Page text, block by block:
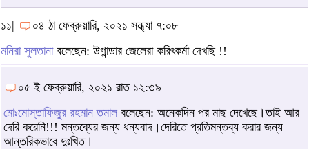
১১|
০৪ ঠা ফেব্রুয়ারি, ২০২১ সন্ধ্যা ৭:০৮
মনিরা সুলতানাবলেছেন: উগান্ডার জেলেরা করিৎকর্মা দেখছি !!
০৫ ই ফেব্রুয়ারি, ২০২১ রাত ১২:৩৯
মোঃমোস্তাফিজুর রহমান তমাল বলেছেন: অনেকদিন পর মাছ দেখেছে।তাই আর
দেরি করেনি!!! মন্তব্যের জন্য ধন্যবাদ।দেরিতে প্রতিমন্তব্য করার জন্য
আন্তরিকভাবে দুঃখিত।